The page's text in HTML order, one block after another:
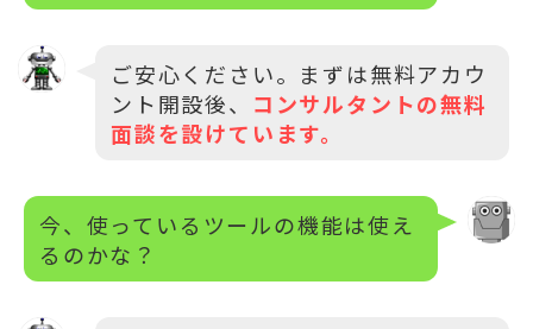
ご安心ください。まずは無料アカウ
ント開設後、 コンサルタントの無料
面談を設けています。
今、使っているツールの機能は使え
るのかな？